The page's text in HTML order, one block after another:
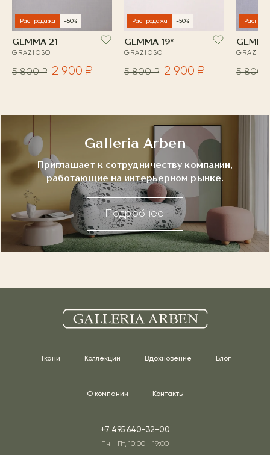
Распродажа -50%
GEMMA 21
GRAZIOSO
5 800 ₽ 2 900 ₽
Распродажа -50%
GEMMA 19*
GRAZIOSO
5 800 ₽ 2 900 ₽ 5 800
Galleria Arben
Приглашает к сотрудничеству компании,
работающие на интерьерном рынке.
Подробнее
Ткани Коллекции Вдохновение Блог
О компании Контакты
+7 495 640-32-00
Пн - Пт, 10:00 - 19:00